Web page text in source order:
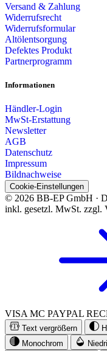
Versand & Zahlung
Widerrufsrecht
Widerrufsformular
Altölentsorgung
Defektes Produkt
Partnerprogramm
Informationen
Händler-Login
MwSt-Erstattung
Newsletter
AGB
Datenschutz
Impressum
Bildnachweise
Cookie-Einstellungen
© 2026 BB-EP GmbH ·
inkl. gesetzl. MwSt. zzgl.
VISA MC PAYPAL
Text vergrößern
Monochrom